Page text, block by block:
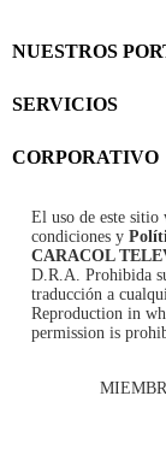
NUESTROS
SERVICIOS
CORPORATIVO
El uso de este sitio
condiciones y
CARACOL
D.R.A. Prohibida
traducción a
Reproduction in
permission is